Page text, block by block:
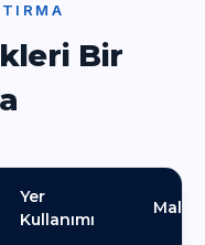
Bir
Yer
Kullanımı